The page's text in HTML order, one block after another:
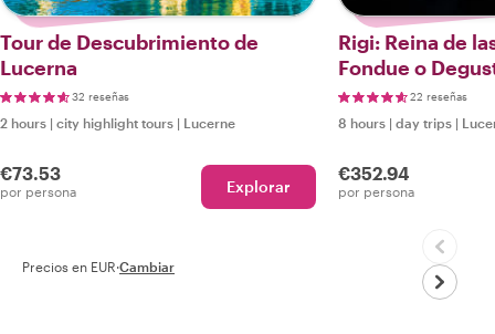
Tour de Descubrimiento de
Lucerna
32 reseñas
2 hours | city highlight tours | Lucerne
€73.53
por persona Explorar
Rigi: Reina de
Fondue o
y Tour por22 reseñas
8 hours | day trips |
€352.94
por persona
Precios en EUR·Cambiar